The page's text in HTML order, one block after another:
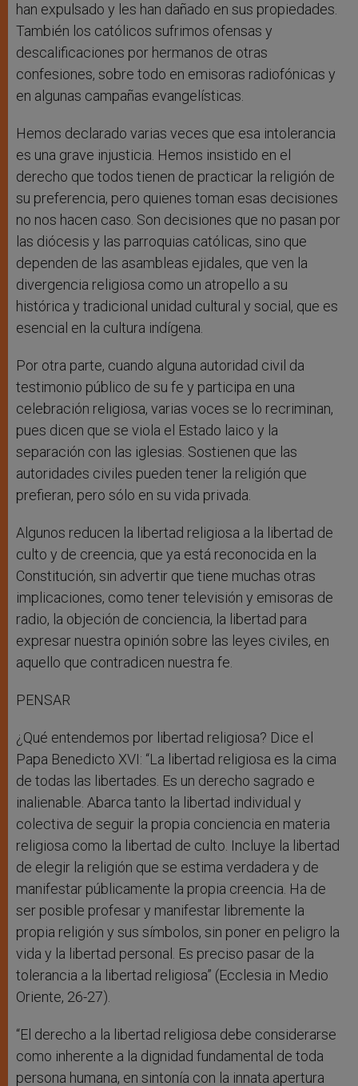
han expulsado y les han dañado en sus propiedades.
También los católicos sufrimos ofensas y
descalificaciones por hermanos de otras
confesiones, sobre todo en emisoras radiofónicas y
en algunas campañas evangelísticas.
Hemos declarado varias veces que esa intolerancia
es una grave injusticia. Hemos insistido en el
derecho que todos tienen de practicar la religión de
su preferencia, pero quienes toman esas decisiones
no nos hacen caso. Son decisiones que no pasan por
las diócesis y las parroquias católicas, sino que
dependen de las asambleas ejidales, que ven la
divergencia religiosa como un atropello a su
histórica y tradicional unidad cultural y social, que es
esencial en la cultura indígena.
Por otra parte, cuando alguna autoridad civil da
testimonio público de su fe y participa en una
celebración religiosa, varias voces se lo recriminan,
pues dicen que se viola el Estado laico y la
separación con las iglesias. Sostienen que las
autoridades civiles pueden tener la religión que
prefieran, pero sólo en su vida privada.
Algunos reducen la libertad religiosa a la libertad de
culto y de creencia, que ya está reconocida en la
Constitución, sin advertir que tiene muchas otras
implicaciones, como tener televisión y emisoras de
radio, la objeción de conciencia, la libertad para
expresar nuestra opinión sobre las leyes civiles, en
aquello que contradicen nuestra fe.
PENSAR
¿Qué entendemos por libertad religiosa? Dice el
Papa Benedicto XVI: “La libertad religiosa es la cima
de todas las libertades. Es un derecho sagrado e
inalienable. Abarca tanto la libertad individual y
colectiva de seguir la propia conciencia en materia
religiosa como la libertad de culto. Incluye la libertad
de elegir la religión que se estima verdadera y de
manifestar públicamente la propia creencia. Ha de
ser posible profesar y manifestar libremente la
propia religión y sus símbolos, sin poner en peligro la
vida y la libertad personal. Es preciso pasar de la
tolerancia a la libertad religiosa” (Ecclesia in Medio
Oriente, 26-27).
“El derecho a la libertad religiosa debe considerarse
como inherente a la dignidad fundamental de toda
persona humana, en sintonía con la innata apertura